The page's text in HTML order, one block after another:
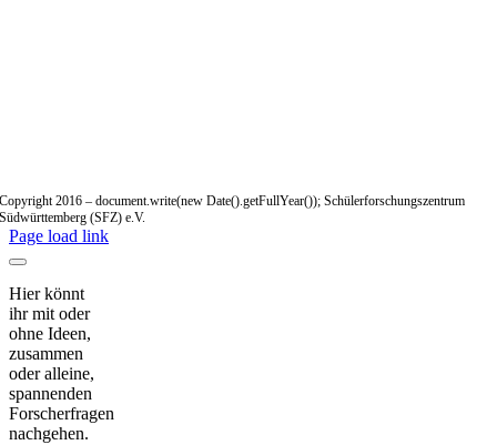
Copyright 2016 – document.write(new Date().getFullYear()); Schülerforschungszentrum
Südwürttemberg (SFZ) e.V.
Page load link
Hier könnt
ihr mit oder
ohne Ideen,
zusammen
oder alleine,
spannenden
Forscherfragen
nachgehen.